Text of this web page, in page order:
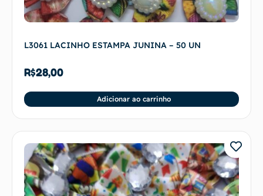
L3061 LACINHO ESTAMPA JUNINA – 50 UN
R$28,00
Adicionar ao carrinho